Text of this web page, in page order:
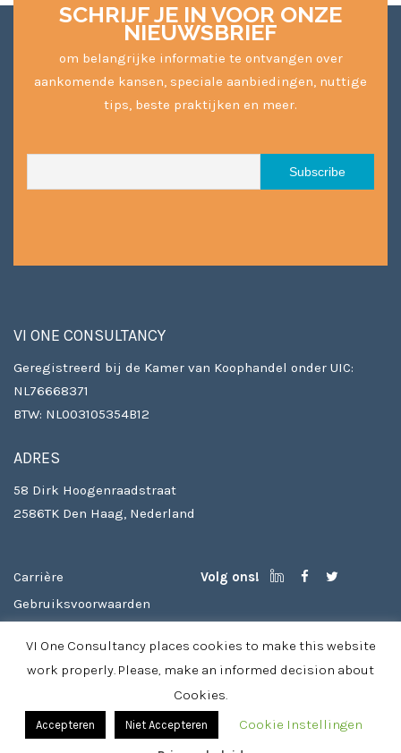
SCHRIJF JE IN VOOR ONZE
NIEUWSBRIEF
om belangrijke informatie te ontvangen over
aankomende kansen, speciale aanbiedingen, nuttige
tips, beste praktijken en meer.
VI ONE CONSULTANCY
Geregistreerd bij de Kamer van Koophandel onder UIC:
NL76668371
BTW: NL003105354B12
ADRES
58 Dirk Hoogenraadstraat
2586TK Den Haag, Nederland
Carrière
Volg ons!
Gebruiksvoorwaarden
Privacy beleid & cookies
VI One Consultancy places cookies to make this website
work properly. Please, make an informed decision about
Cookies.
Accepteren Niet Accepteren
Cookie Instellingen